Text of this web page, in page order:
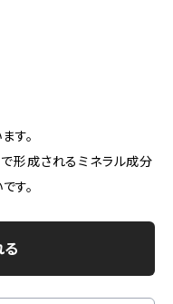
す。
形成されるミネラル成分
す。
る